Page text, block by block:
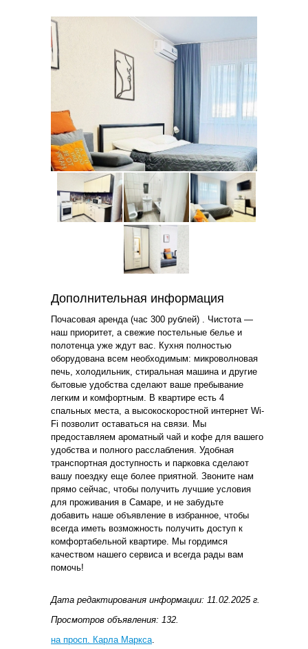
Дополнительная информация
Почасовая аренда (час 300 рублей) . Чистота —
наш приоритет, а свежие постельные белье и
полотенца уже ждут вас. Кухня полностью
оборудована всем необходимым: микроволновая
печь, холодильник, стиральная машина и другие
бытовые удобства сделают ваше пребывание
легким и комфортным. В квартире есть 4
спальных места, а высокоскоростной интернет Wi-
Fi позволит оставаться на связи. Мы
предоставляем ароматный чай и кофе для вашего
удобства и полного расслабления. Удобная
транспортная доступность и парковка сделают
вашу поездку еще более приятной. Звоните нам
прямо сейчас, чтобы получить лучшие условия
для проживания в Самаре, и не забудьте
добавить наше объявление в избранное, чтобы
всегда иметь возможность получить доступ к
комфортабельной квартире. Мы гордимся
качеством нашего сервиса и всегда рады вам
помочь!
Дата редактирования информации: 11.02.2025 г.
Просмотров объявления: 132.
на просп. Карла Маркса